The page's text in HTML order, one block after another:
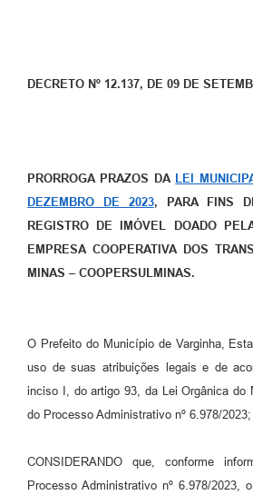
DECRETO Nº 12.137, DE 09 DE
PRORROGA PRAZOS DA
LEI
DEZEMBRO DE 2023, PARA FINS
REGISTRO DE IMÓVEL DOADO
EMPRESA COOPERATIVA DOS
MINAS – COOPERSULMINAS.
O Prefeito do Município de Varginha,
uso de suas atribuições legais e de
inciso I, do artigo 93, da Lei Orgânica do
do Processo Administrativo nº 6.978/
CONSIDERANDO que, conforme
Processo Administrativo nº 6.978/2023,